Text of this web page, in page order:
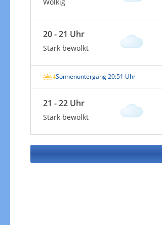
20 - 21 Uhr
Stark bewölkt
Sonnenuntergang 20:51 Uhr
21 - 22 Uhr
Stark bewölkt